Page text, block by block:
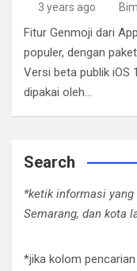
3 years ago
Fitur Genmoji dari
populer, dengan
Versi beta publik iOS
dipakai oleh…
Search
*ketik informasi yang
Semarang, dan kota
*jika kolom